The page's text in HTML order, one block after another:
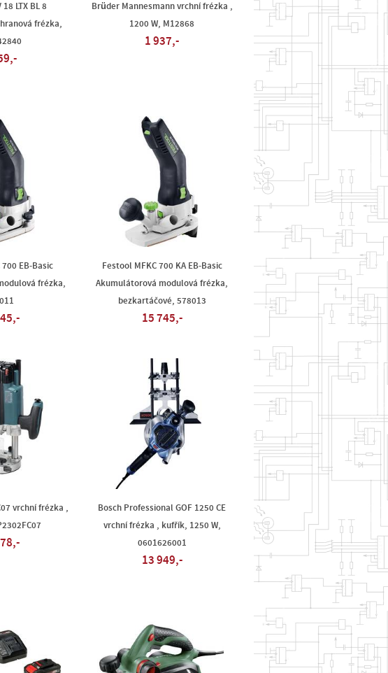
LTX BL 8
frézka,
Brüder Mannesmann vrchní frézka ,
1200 W, M12868
1 937,-
700 EB-Basic
frézka,
Festool MFKC 700 KA EB-Basic
Akumulátorová modulová frézka,
bezkartáčové, 578013
15 745,-
vrchní frézka ,
Bosch Professional GOF 1250 CE
vrchní frézka , kufřík, 1250 W,
0601626001
13 949,-